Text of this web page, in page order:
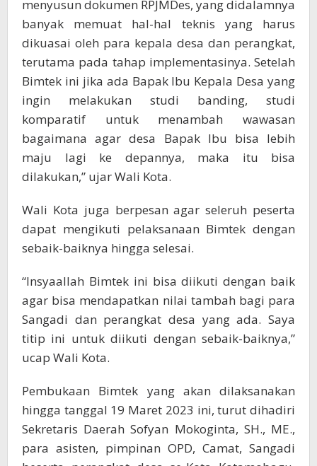
menyusun dokumen RPJMDes, yang didalamnya
banyak memuat hal-hal teknis yang harus
dikuasai oleh para kepala desa dan perangkat,
terutama pada tahap implementasinya. Setelah
Bimtek ini jika ada Bapak Ibu Kepala Desa yang
ingin melakukan studi banding, studi
komparatif untuk menambah wawasan
bagaimana agar desa Bapak Ibu bisa lebih
maju lagi ke depannya, maka itu bisa
dilakukan,” ujar Wali Kota.
Wali Kota juga berpesan agar seleruh peserta
dapat mengikuti pelaksanaan Bimtek dengan
sebaik-baiknya hingga selesai.
“Insyaallah Bimtek ini bisa diikuti dengan baik
agar bisa mendapatkan nilai tambah bagi para
Sangadi dan perangkat desa yang ada. Saya
titip ini untuk diikuti dengan sebaik-baiknya,”
ucap Wali Kota.
Pembukaan Bimtek yang akan dilaksanakan
hingga tanggal 19 Maret 2023 ini, turut dihadiri
Sekretaris Daerah Sofyan Mokoginta, SH., ME.,
para asisten, pimpinan OPD, Camat, Sangadi